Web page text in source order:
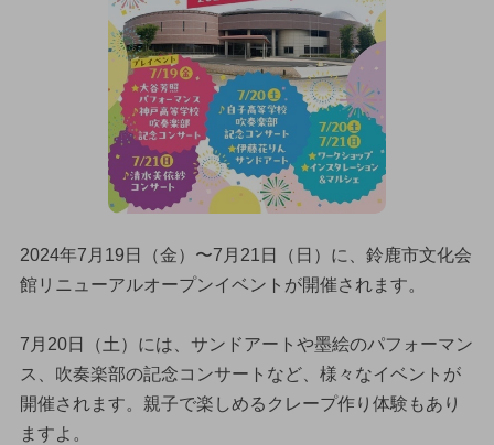
2024年7月19日（金）〜7月21日（日）に、鈴鹿市文化会
館リニューアルオープンイベントが開催されます。
7月20日（土）には、サンドアートや墨絵のパフォーマン
ス、吹奏楽部の記念コンサートなど、様々なイベントが
開催されます。親子で楽しめるクレープ作り体験もあり
ますよ。